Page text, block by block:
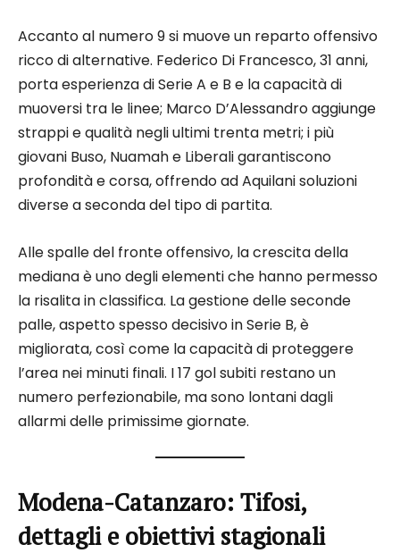
Accanto al numero 9 si muove un reparto offensivo
ricco di alternative. Federico Di Francesco, 31 anni,
porta esperienza di Serie A e B e la capacità di
muoversi tra le linee; Marco D’Alessandro aggiunge
strappi e qualità negli ultimi trenta metri; i più
giovani Buso, Nuamah e Liberali garantiscono
profondità e corsa, offrendo ad Aquilani soluzioni
diverse a seconda del tipo di partita.
Alle spalle del fronte offensivo, la crescita della
mediana è uno degli elementi che hanno permesso
la risalita in classifica. La gestione delle seconde
palle, aspetto spesso decisivo in Serie B, è
migliorata, così come la capacità di proteggere
l’area nei minuti finali. I 17 gol subiti restano un
numero perfezionabile, ma sono lontani dagli
allarmi delle primissime giornate.
Modena-Catanzaro: Tifosi,
dettagli e obiettivi stagionali